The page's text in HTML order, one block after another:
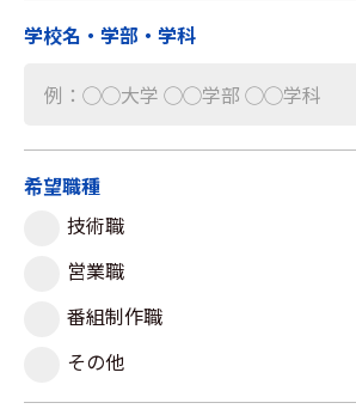
学校名・学部・学科
希望職種
技術職
営業職
番組制作職
その他